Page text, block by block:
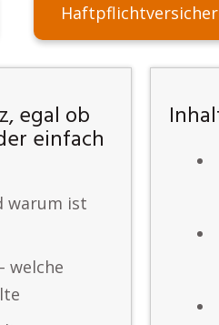
egal ob
einfach
warum ist
welche